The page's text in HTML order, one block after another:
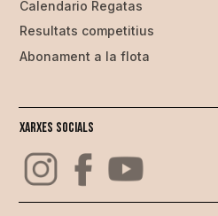
Calendario Regatas
Resultats competitius
Abonament a la flota
Xarxes Socials